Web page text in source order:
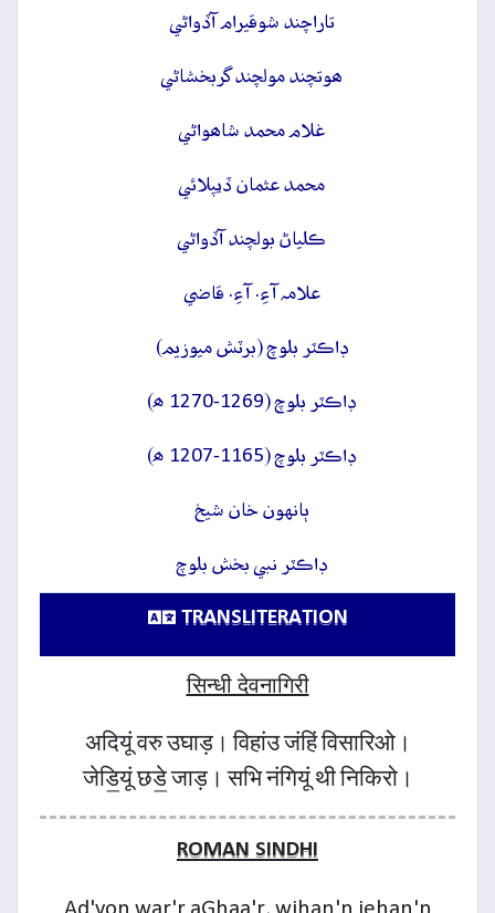
تاراچند شوقيرام آڏواڻي
ھوتچند مولچند گربخشاڻي
غلام محمد شاھواڻي
محمد عثمان ڏيپلائي
ڪلياڻ بولچند آڏواڻي
علامہ آءِ. آءِ. قاضي
ڊاڪٽر بلوچ (برٽش ميوزيم)
ڊاڪٽر بلوچ (1269-1270 ھ)
ڊاڪٽر بلوچ (1165-1207 ھ)
ٻانهون خان شيخ
ڊاڪٽر نبي بخش بلوچ
TRANSLITERATION
सिन्धी देवनागिरी
अदियूं वरु उघाड़। विहांउ जंहिं विसारिओ।
जेडि॒यूं छडे॒ जाड़। सभि नंगियूं थी निकिरो।
ROMAN SINDHI